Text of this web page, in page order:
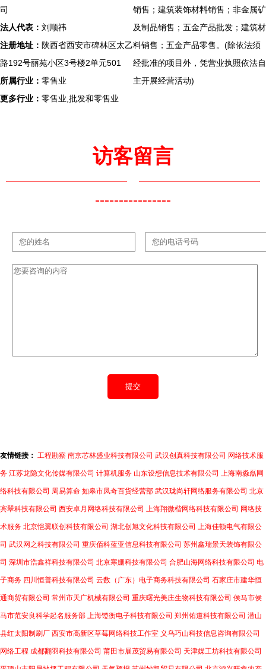
司
法人代表： 刘顺祎
注册地址： 陕西省西安市碑林区太乙
路192号丽苑小区3号楼2单元501
所属行业： 零售业
更多行业： 零售业,批发和零售业
销售；建筑装饰材料销售；非金属矿
及制品销售；五金产品批发；建筑材
料销售；五金产品零售。(除依法须
经批准的项目外，凭营业执照依法自
主开展经营活动)
访客留言
----------------
友情链接： 工程勘察 南京芯林盛业科技有限公司 武汉创真科技有限公司 网络技术服
务 江苏龙隐文化传媒有限公司 计算机服务 山东设想信息技术有限公司 上海南淼磊网
络科技有限公司 周易算命 如皋市凤奇百货经营部 武汉珑尚轩网络服务有限公司 北京
宾翠科技有限公司 西安卓月网络科技有限公司 上海翔微楷网络科技有限公司 网络技
术服务 北京恺翼联创科技有限公司 湖北创旭文化科技有限公司 上海佳顿电气有限公
司 武汉网之科技有限公司 重庆佰科蓝亚信息科技有限公司 苏州鑫瑞景天装饰有限公
司 深圳市浩鑫祥科技有限公司 北京寒姗科技有限公司 合肥山海网络科技有限公司 电
子商务 四川恒普科技有限公司 云数（广东）电子商务科技有限公司 石家庄市建华恒
通商贸有限公司 常州市天广机械有限公司 重庆曙光美庄生物科技有限公司 侯马市侯
马市范安良科学起名服务部 上海镫衡电子科技有限公司 郑州佑道科技有限公司 潜山
县红太阳制刷厂 西安市高新区草莓网络科技工作室 义乌巧山科技信息咨询有限公司
网络工程 成都翻羽科技有限公司 莆田市展茂贸易有限公司 天津媒工坊科技有限公司